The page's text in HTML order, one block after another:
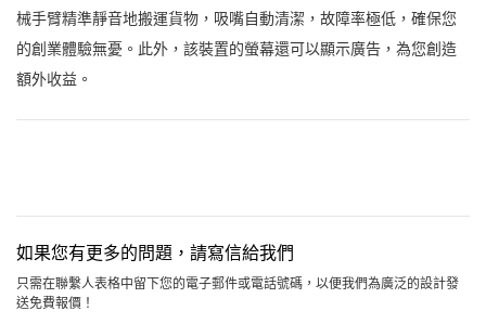
械手臂精準靜音地搬運貨物，吸嘴自動清潔，故障率極低，確保您
的創業體驗無憂。此外，該裝置的螢幕還可以顯示廣告，為您創造
額外收益。
如果您有更多的問題，請寫信給我們
只需在聯繫人表格中留下您的電子郵件或電話號碼，以便我們為廣泛的設計發
送免費報價！